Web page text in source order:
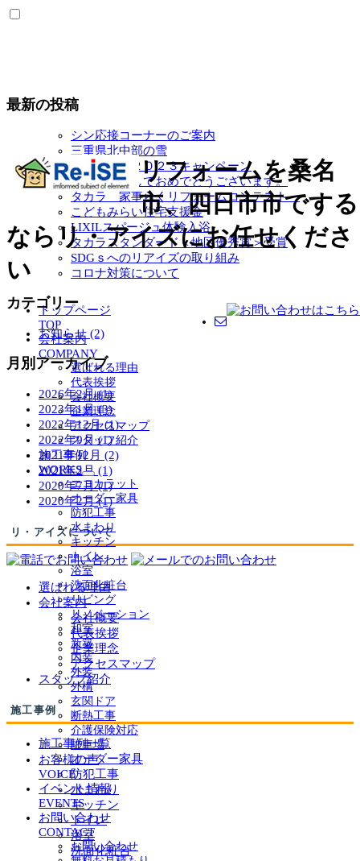
リフォームを桑名
市、四日市市でする
ならリ・アイズにお任せくださ
い
トップページ
TOP
会社案内
COMPANY
選ばれる理由
代表挨拶
会社概要
企業理念
アクセスマップ
スタッフ紹介
施工事例
WORKS
サ
ブ
メ
ニ
ュ
ー
を
展
開
エコカラット
オーダー家具
防犯工事
水まわり
キッチン
トイレ
浴室
洗面化粧台
リビング
リノベーション
和室
新築
内装
外装
外構
玄関ドア
断熱工事
介護保険対応
駐車場
お客様の声
VOICE
イベント情報
EVENTS
お問い合わせ
CONTACT
お問い合わせ
最新の投稿
シン応接コーナーのご案内
三重県北中部の雪
住宅省エネ２０２３キャンペーン
新年あけましておめでとうございます。
タカラ 家事らくリフォームコンテスト
こどもみらい住宅支援金
LIXILスパージュ体験入浴
タカラスタンダード＜地区優秀賞＞受賞
SDGｓへのリアイズの取り組み
コロナ対策について
カテゴリー
お知らせ (2)
月別アーカイブ
2026年2月 (1)
2023年1月 (3)
2022年12月 (1)
2022年9月 (1)
2021年12月 (2)
2021年2月 (1)
2020年7月 (1)
2020年2月 (1)
リ・アイズについて
選ばれる理由
会社案内
会社概要
代表挨拶
企業理念
アクセスマップ
スタッフ紹介
施工事例
施工事例一覧
オーダー家具
防犯工事
水まわり
キッチン
トイレ
浴室
洗面化粧台